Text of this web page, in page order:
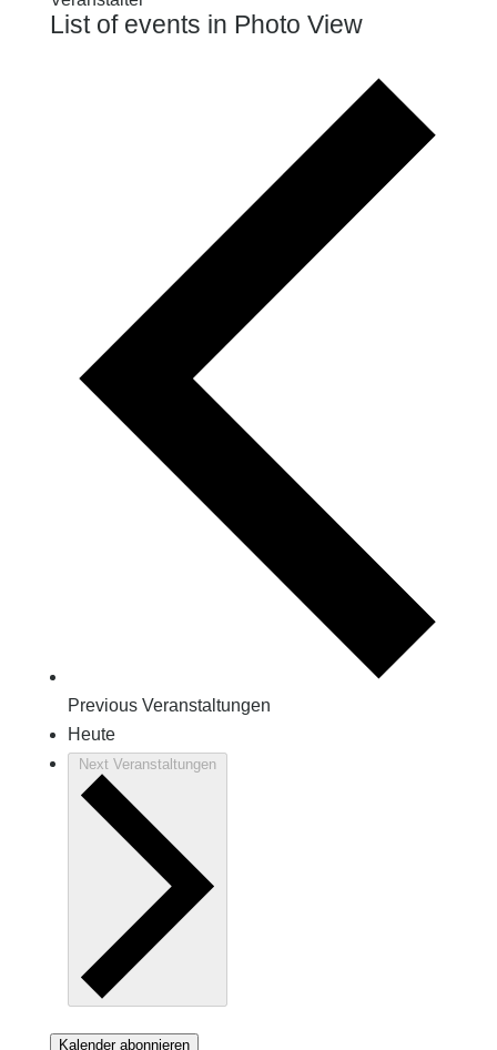
List of events in Photo View
Previous Veranstaltungen
Heute
Next Veranstaltungen
Kalender abonnieren